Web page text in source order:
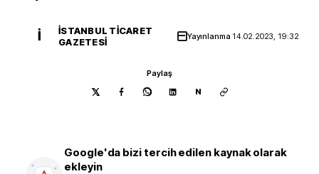
İ
İSTANBUL TICARET
GAZETESI
Yayınlanma 14.02.2023, 19:32
Paylaş
N
Google'da bizi tercih edilen kaynak olarak
ekleyin